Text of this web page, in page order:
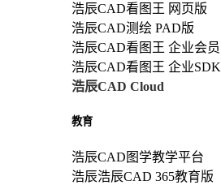
浩辰CAD看图王 网页版
浩辰CAD测绘 PAD版
浩辰CAD看图王 企业会员
浩辰CAD看图王 企业SDK
浩辰CAD Cloud
教育
浩辰CAD图学教学平台
浩辰浩辰CAD 365教育版